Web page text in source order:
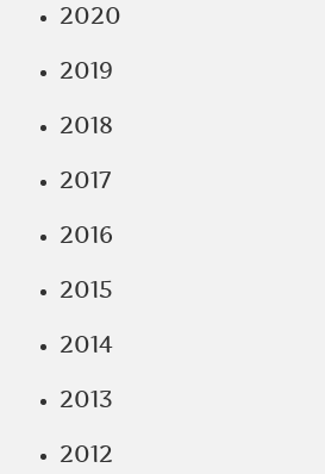
2020
2019
2018
2017
2016
2015
2014
2013
2012